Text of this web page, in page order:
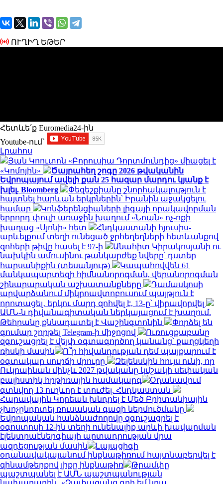
ՈՒՂԻՂ ԵԹԵՐ
Հետևե՛ք Euromedia24-ին
Youtube-ում`
Լրահոս
Յան Կոուտոն «Բորուսիա Դորտմունդից» միացել է
«Կոմոյին»
Ծայրահեղ շոգը 2026 թվականին
Եվրոպայում ավելի քան 25 հազար մարդու կյանք է
խլել. Bloomberg
Փեզեշքիանը շնորհակալություն է
հայտնել հարևան երկրներին՝ Իրանին աջակցելու
համար
Կոնֆերենցիաների լիգայի որակավորման
երրորդ փուլի առաջին խաղում «Նոան» ոչ-ոքի
խաղաց «Սյոնի» հետ
Հնդկաստանի հյուսիս-
արևելքում տեղի ունեցած ջրհեղեղների հետևանքով
զոհերի թիվը հասել է 97-ի
Անահիտ Կիրակոսյանի ու
նախկին ամուսինու թանկարժեք նվերը՝ դստեր
հարսանիքին (տեսանյութ)
Կապահովվեն 61
մանկապարտեզի հիմնանորոգման, վերանորոգման
շինարարական աշխատանքները
Դամասկոսի
արվարձանում միկրոավտոբուսում պայթյուն է
որոտացել․ երկու մարդ զոհվել է, 13-ը՝ վիրավորվել
ԱՄՆ-ն դիվանագիտական ներկայացում է խաղում.
Թեհրանը քննադատել է Վաշինգտոնին
Փորձել են
գումար շորթել Telegram-ի միջոցով
Ուռուցքաբանը
զգուշացրել է վեյփ օգտագործող կանանց՝ քաղցկեղի
ռիսկի մասին
Ո՞ր հիվանդության դեմ պայքարում է
օգտակար սուրճի մրուրը
Զելենսկին հույս ունի, որ
Ուկրաինան մինչև 2027 թվականը կմշակի սեփական
բալիստիկ հրթիռային համակարգ
Օդանավում
գտնվող 13 ուղևոր է տուժել. Հնդկաստան
Հարավային Կորեան խնդրել է Մեծ Բրիտանիային
չխոչընդոտել ռուսական գազի ներմուծմանը
Եվրոպական հանձնաժողովը զգուշացրել է
օգոստոսի 12-ին տեղի ունենալիք արևի խավարման
էլեկտրաէներգիայի արտադրության վրա
ազդեցության մասին
Լայպցիգի
օդանավակայանում ինքնաթիռում հայտնաբերվել է
զինամթերքով լիքը ինքնաթիռ
Թրամփը
պաշտպանել է ԱՄՆ պաշտպանության